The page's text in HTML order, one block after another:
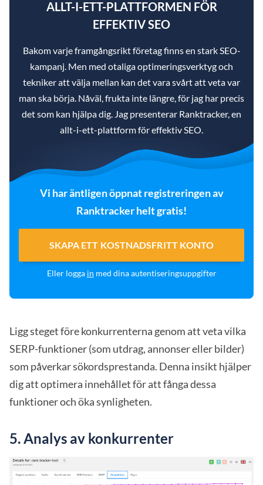
ALLT-I-ETT-PLATTFORMEN FÖR
EFFEKTIV SEO
Bakom varje framgångsrikt företag finns en stark SEO-
kampanj. Men med otaliga optimeringsverktyg och
tekniker att välja mellan kan det vara svårt att veta var
man ska börja. Nåväl, frukta inte längre, för jag har precis
det som kan hjälpa dig. Jag presenterar Ranktracker, en
allt-i-ett-plattform för effektiv SEO.
Vi har äntligen öppnat registreringen av
Ranktracker helt gratis!
SKAPA ETT KOSTNADSFRITT KONTO
Eller logga in med dina autentiseringsuppgifter
Ligg steget före konkurrenterna genom att veta vilka
SERP-funktioner (som utdrag, annonser eller bilder)
som påverkar sökordsprestanda. Denna insikt hjälper
dig att optimera innehållet för att fånga dessa
funktioner och öka synligheten.
5.Analys av konkurrenter